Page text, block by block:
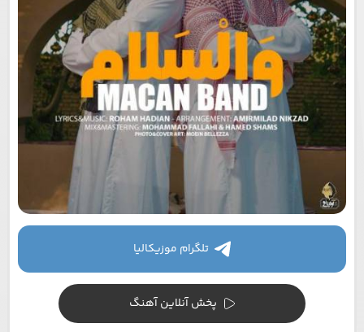
تلگرام موزیکالیا
پخش آنلاین آهنگ